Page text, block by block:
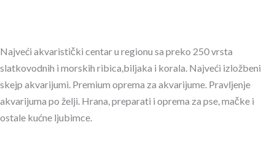
Najveći akvaristički centar u regionu sa preko 250 vrsta
slatkovodnih i morskih ribica,biljaka i korala. Najveći izložbeni
skejp akvarijumi. Premium oprema za akvarijume. Pravljenje
akvarijuma po želji. Hrana, preparati i oprema za pse, mačke i
ostale kućne ljubimce.